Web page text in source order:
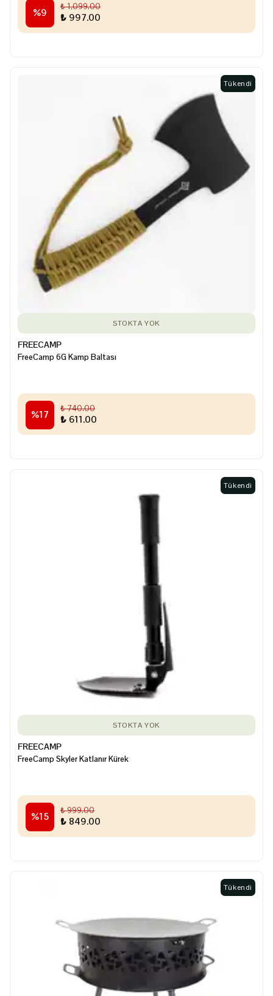
%9
₺ 1,099.00
₺ 997.00
Tükendi
STOKTA YOK
FREECAMP
FreeCamp 6G Kamp Baltası
%17
₺ 740.00
₺ 611.00
Tükendi
STOKTA YOK
FREECAMP
FreeCamp Skyler Katlanır Kürek
%15
₺ 999.00
₺ 849.00
Tükendi